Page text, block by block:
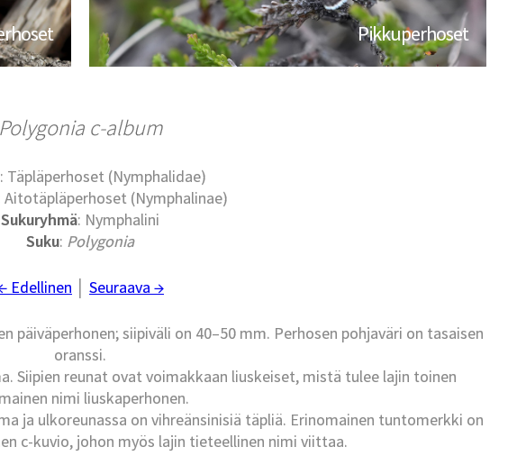
Pikkuperhoset
Polygonia c-album
: Täpläperhoset (Nymphalidae)
Aitotäpläperhoset (Nymphalinae)
Sukuryhmä: Nymphalini
Suku: Polygonia
Edellinen Seuraava →
päiväperhonen; siipiväli on 40–50 mm. Perhosen pohjaväri on tasaisen
oranssi.
Siipien reunat ovat voimakkaan liuskeiset, mistä tulee lajin toinen
nimi liuskaperhonen.
ja ulkoreunassa on vihreänsinisiä täpliä. Erinomainen tuntomerkki on
c-kuvio, johon myös lajin tieteellinen nimi viittaa.